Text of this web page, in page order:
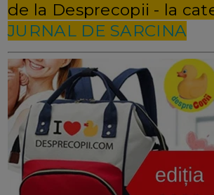
de la Desprecopii - la
JURNAL DE SARCINA